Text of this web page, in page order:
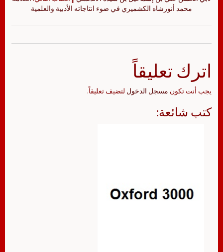
محمد أنورشاه الكشميري في ضوء انتاجاته الأدبية والعلمية
اترك تعليقاً
يجب أنت تكون مسجل الدخول لتضيف تعليقاً.
كتب شائعة: